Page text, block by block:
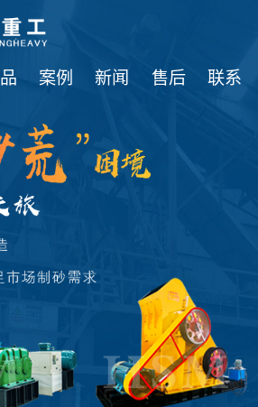
案例 新闻 售后 联系